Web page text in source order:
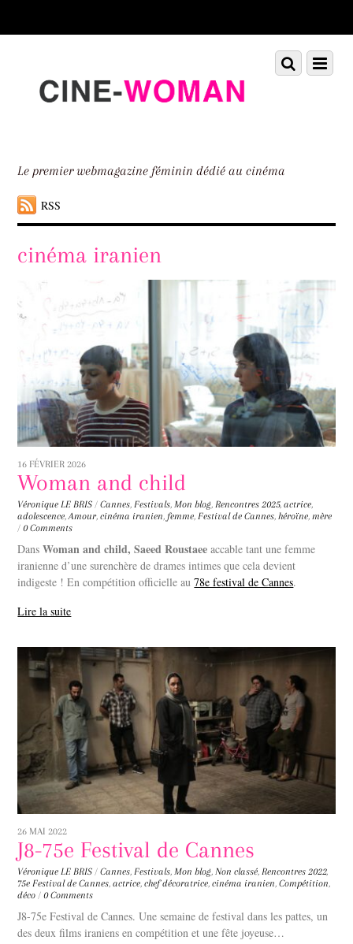
down
Le premier webmagazine féminin dédié au cinéma
RSS
Menu
Scroll
down
cinéma iranien
16 FÉVRIER 2026
Woman and child
Véronique LE BRIS / Cannes, Festivals, Mon blog, Rencontres 2025,actrice,
adolescence,Amour,cinéma iranien, femme, Festival de Cannes,héroïne, mère
/ 0 Comments
DansWoman and child, Saeed Roustaee accable tant une femme
iranienne d’une surenchère de drames intimes que cela devient
indigeste ! En compétition officielle au78e festival de Cannes.
Lire la suite
26 MAI 2022
J8-75e Festival de Cannes
Véronique LE BRIS / Cannes, Festivals, Mon blog, Non classé, Rencontres 2022,
75e Festival de Cannes,actrice,chef décoratrice,cinéma iranien,Compétition,
déco / 0 Comments
J8-75e Festival de Cannes. Une semaine de festival dans les pattes, un
des deux films iraniens en compétition et une fête joyeuse…